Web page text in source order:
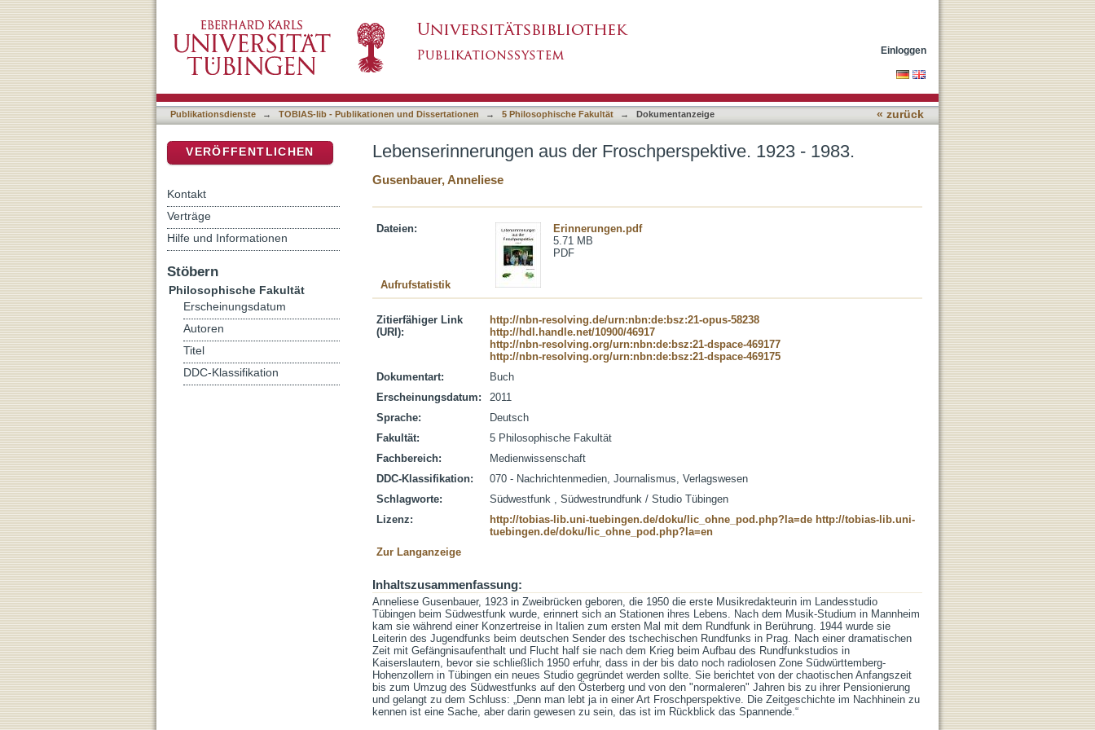
Einloggen
Publikationsdienste → TOBIAS-lib - Publikationen und Dissertationen → 5 Philosophische Fakultät → Dokumentanzeige « zurück
Lebenserinnerungen aus der Froschperspektive. 1923 - 1983.
Gusenbauer, Anneliese
Dateien:
Erinnerungen.pdf
5.71 MB
PDF
Aufrufstatistik
Zitierfähiger Link
(URI):
http://nbn-resolving.de/urn:nbn:de:bsz:21-opus-58238
http://hdl.handle.net/10900/46917
http://nbn-resolving.org/urn:nbn:de:bsz:21-dspace-469177
http://nbn-resolving.org/urn:nbn:de:bsz:21-dspace-469175
Dokumentart:
Buch
Erscheinungsdatum:
2011
Sprache:
Deutsch
Fakultät:
5 Philosophische Fakultät
Fachbereich:
Medienwissenschaft
DDC-Klassifikation:
070 - Nachrichtenmedien, Journalismus, Verlagswesen
Schlagworte:
Südwestfunk , Südwestrundfunk / Studio Tübingen
Lizenz:
http://tobias-lib.uni-tuebingen.de/doku/lic_ohne_pod.php?la=de http://tobias-lib.uni-
tuebingen.de/doku/lic_ohne_pod.php?la=en
Zur Langanzeige
Inhaltszusammenfassung:
Anneliese Gusenbauer, 1923 in Zweibrücken geboren, die 1950 die erste Musikredakteurin im Landesstudio
Tübingen beim Südwestfunk wurde, erinnert sich an Stationen ihres Lebens. Nach dem Musik-Studium in Mannheim
kam sie während einer Konzertreise in Italien zum ersten Mal mit dem Rundfunk in Berührung. 1944 wurde sie
Leiterin des Jugendfunks beim deutschen Sender des tschechischen Rundfunks in Prag. Nach einer dramatischen
Zeit mit Gefängnisaufenthalt und Flucht half sie nach dem Krieg beim Aufbau des Rundfunkstudios in
Kaiserslautern, bevor sie schließlich 1950 erfuhr, dass in der bis dato noch radiolosen Zone Südwürttemberg-
Hohenzollern in Tübingen ein neues Studio gegründet werden sollte. Sie berichtet von der chaotischen Anfangszeit
bis zum Umzug des Südwestfunks auf den Österberg und von den "normaleren" Jahren bis zu ihrer Pensionierung
und gelangt zu dem Schluss: „Denn man lebt ja in einer Art Froschperspektive. Die Zeitgeschichte im Nachhinein zu
kennen ist eine Sache, aber darin gewesen zu sein, das ist im Rückblick das Spannende.“
VERÖFFENTLICHEN
Kontakt
Verträge
Hilfe und Informationen
Stöbern
Philosophische Fakultät
Erscheinungsdatum
Autoren
Titel
DDC-Klassifikation